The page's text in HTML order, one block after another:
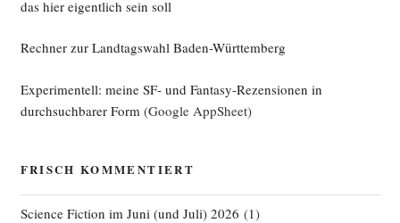
das hier eigentlich sein soll
Rechner zur Landtagswahl Baden-Württemberg
Experimentell: meine SF- und Fantasy-Rezensionen in
durchsuchbarer Form (Google AppSheet)
FRISCH KOMMENTIERT
Science Fiction im Juni (und Juli) 2026 (1)